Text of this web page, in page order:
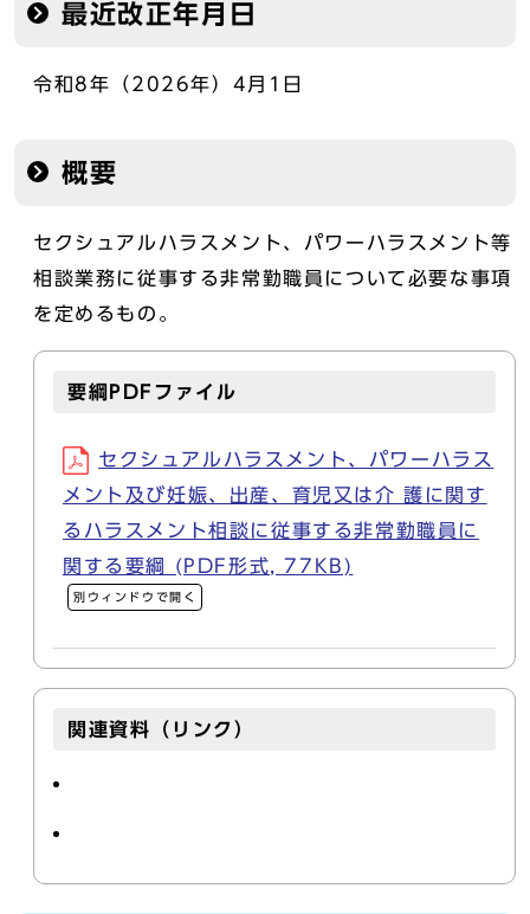
最近改正年月日
令和8年（2026年）4月1日
概要
セクシュアルハラスメント、パワーハラスメント等
相談業務に従事する非常勤職員について必要な事項
を定めるもの。
要綱PDFファイル
セクシュアルハラスメント、パワーハラス
メント及び妊娠、出産、育児又は介 護に関す
るハラスメント相談に従事する非常勤職員に
関する要綱 (PDF形式, 77KB)
別ウィンドウで開く
関連資料（リンク）